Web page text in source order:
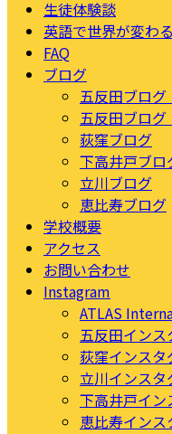
生徒体験談
英語で世界が変わる
FAQ
ブログ
五反田ブロ
五反田ブロ
荻窪ブログ
下高井戸ブロ
立川ブログ
恵比寿ブログ
学校概要
アクセス
お問い合わせ
Instagram
ATLAS
五反田インス
荻窪インスタ
立川インスタ
下高井戸イン
恵比寿インス